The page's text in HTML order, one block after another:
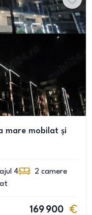
mare mobilat și
4 2 camere
169 900